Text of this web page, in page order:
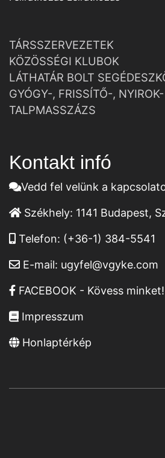
TÁRSSZERVEZETEK
KÖZÖSSÉGI KLUBOK
LÁTHATÁR BOLT
GYÓGY-, FRISSÍTŐ-,
TALPMASSZÁZS
Kontakt infó
Vedd fel velünk a
Székhely: 1141 Budapest,
Telefon: (+36-1) 384-5541
E-mail: ugyfel@vgyke.com
FACEBOOK - Kövess minket!
Impresszum
Honlaptérkép